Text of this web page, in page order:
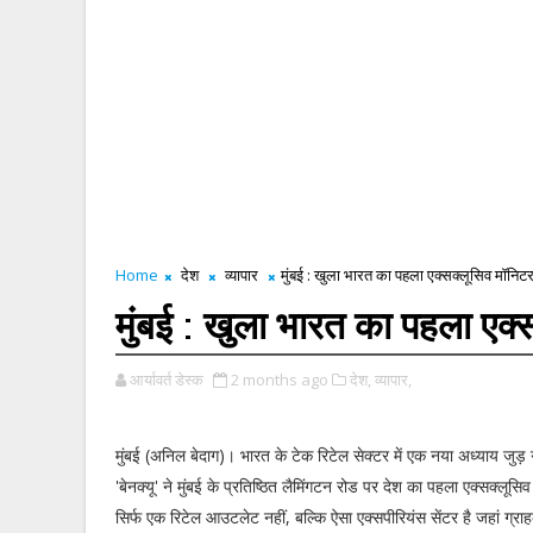
Home देश व्यापार मुंबई : खुला भारत का पहला एक्सक्लूसिव
मुंबई : खुला भारत का पहला
आर्यावर्त डेस्क 2 months ago देश, व्यापार,
मुंबई (अनिल बेदाग)। भारत के टेक रिटेल सेक्टर में एक नया अध्याय जुड़
'बेनक्यू' ने मुंबई के प्रतिष्ठित लैमिंगटन रोड पर देश का पहला एक्सक्लूसिव
सिर्फ एक रिटेल आउटलेट नहीं, बल्कि ऐसा एक्सपीरियंस सेंटर है जहां